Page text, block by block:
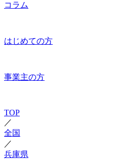
コラム
はじめての方
事業主の方
TOP
／
全国
／
兵庫県